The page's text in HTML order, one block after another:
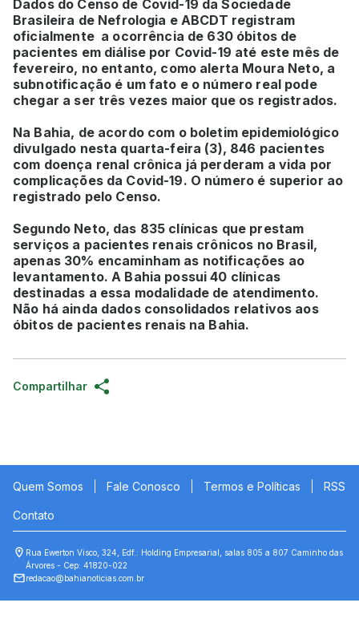
Dados do Censo de Covid-19 da Sociedade
Brasileira de Nefrologia e ABCDT registram
oficialmente a ocorrência de 630 óbitos de
pacientes em diálise por Covid-19 até este mês de
fevereiro, no entanto, como alerta Moura Neto, a
subnotificação é um fato e o número real pode
chegar a ser três vezes maior que os registrados.
Na Bahia, de acordo com o boletim epidemiológico
divulgado nesta quarta-feira (3), 846 pacientes
com doença renal crônica já perderam a vida por
complicações da Covid-19. O número é superior ao
registrado pelo Censo.
Segundo Neto, das 835 clínicas que prestam
serviços a pacientes renais crônicos no Brasil,
apenas 30% encaminham as notificações ao
levantamento. A Bahia possui 40 clínicas
destinadas a essa modalidade de atendimento.
Não há ainda dados consolidados relativos aos
óbitos de pacientes renais na Bahia.
Compartilhar
Quem Somos Fale Conosco Termos e Políticas RSS
Contato
Rua Ewerton Visco, 324, Edf.: Holding Empresarial, salas 805 a 807 Caminho das
Árvores - Cep: 41820-022
redacao@bahianoticias.com.br